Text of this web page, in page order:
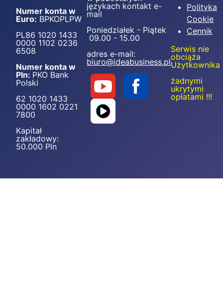
Numer konta w
Euro: BPKOPLPW
PL86 1020 1433
0000 1102 0236
6508
Numer konta w
Pln: PKO Bank
Polski
62 1020 1433
0000 1602 0221
7800
Kapitał
zakładowy:
50.000 Pln
językach kontakt e-
mail
Poniedziałek - Piątek
09.00 - 15.00
adres e-mail:
biuro@ideabusiness.pl
Polityka
Cookie
Cennik
Serwis nie
obciąża
Użytkownika
żadnymi
ukrytymi
opłatami !!!